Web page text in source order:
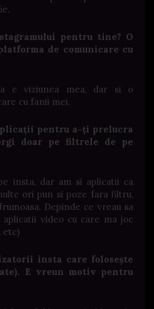
pentru tine? O
de comunicare cu
e viziunea mea, dar si o
cu fanii mei.
pentru a-ți prelucra
doar pe filtrele de pe
insta, dar am si aplicatii ca
ori pun si poze fara filtru,
Depinde ce vreau sa
video cu care ma joc
etc)
insta care folosește
E vreun motiv pentru